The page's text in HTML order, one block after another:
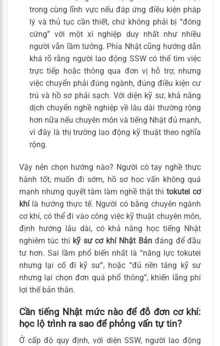
trong cùng lĩnh vực nếu đáp ứng điều kiện pháp
lý và thủ tục cần thiết, chứ không phải bị “đóng
cứng” với một xí nghiệp duy nhất như nhiều
người vẫn lầm tưởng. Phía Nhật cũng hướng dẫn
khá rõ rằng người lao động SSW có thể tìm việc
trực tiếp hoặc thông qua đơn vị hỗ trợ, nhưng
việc chuyển phải đúng ngành, đúng điều kiện cư
trú và hồ sơ phải sạch. Với diện kỹ sư, khả năng
dịch chuyển nghề nghiệp về lâu dài thường rộng
hơn nữa nếu chuyên môn và tiếng Nhật đủ mạnh,
vì đây là thị trường lao động kỹ thuật theo nghĩa
rộng.
Vậy nên chọn hướng nào? Người có tay nghề thực
hành tốt, muốn đi sớm, hồ sơ học vấn không quá
mạnh nhưng quyết tâm làm nghề thật thìtokutei cơ
khílà hướng thực tế. Người có bằng chuyên ngành
cơ khí, có thể đi vào công việc kỹ thuật chuyên môn,
định hướng lâu dài, có khả năng học tiếng Nhật
nghiêm túc thì kỹ sư cơ khí Nhật Bảnđáng để đầu
tư hơn. Sai lầm phổ biến nhất là “năng lực tokutei
nhưng lại cố đi kỹ sư”, hoặc “đủ nền tảng kỹ sư
nhưng lại chọn đơn quá phổ thông”, khiến lãng phí
lợi thế bản thân.
Cần tiếng Nhật mức nào để đỗ đơn cơ khí:
học lộ trình ra sao để phỏng vấn tự tin?
Ở cấp độ quy định, với diện SSW, người lao động